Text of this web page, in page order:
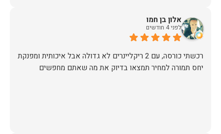
אין ספק שעשינו את הבחירה הנכונה. ממליצים מכל הלב לכל מי
אלון בן חמו
לפני 4 חודשים
יחס תמורה למחיר תמצאו בדיוק את מה שאתם מחפשים